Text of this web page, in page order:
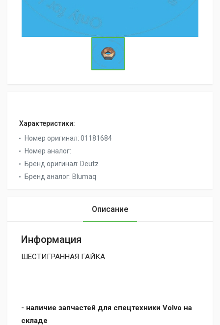
Характеристики:
Номер оригинал: 01181684
Номер аналог:
Бренд оригинал: Deutz
Бренд аналог: Blumaq
Описание
Информация
ШЕСТИГРАННАЯ ГАЙКА
- наличие запчастей для спецтехники Volvo на
складе